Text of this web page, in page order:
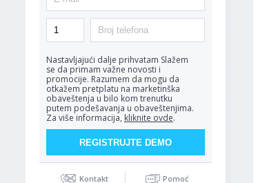
Nastavljajući dalje prihvatam Slažem
se da primam važne novosti i
promocije. Razumem da mogu da
otkažem pretplatu na marketinška
obaveštenja u bilo kom trenutku
putem podešavanja u obaveštenjima.
Za više informacija, kliknite ovde.
Kontakt Pomoć